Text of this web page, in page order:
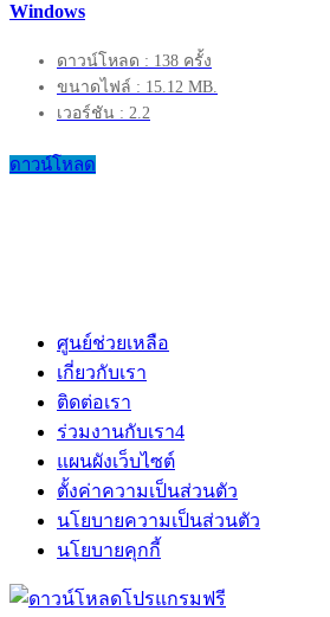
Windows
ดาวน์โหลด : 138 ครั้ง
ขนาดไฟล์ : 15.12 MB.
เวอร์ชัน : 2.2
ดาวน์โหลด
ศูนย์ช่วยเหลือ
เกี่ยวกับเรา
ติดต่อเรา
ร่วมงานกับเรา4
แผนผังเว็บไซต์
ตั้งค่าความเป็นส่วนตัว
นโยบายความเป็นส่วนตัว
นโยบายคุกกี้